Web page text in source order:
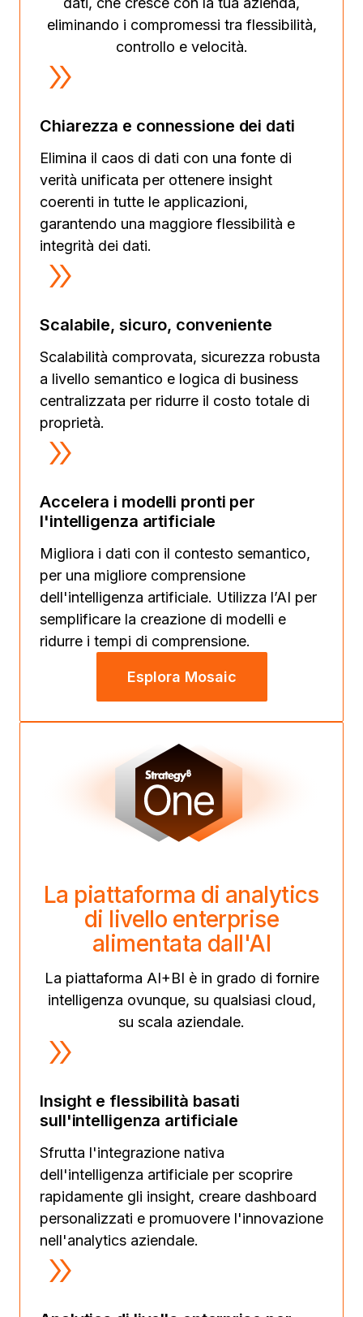
eliminando i compromessi tra flessibilità,
controllo e velocità.
Chiarezza e connessione dei dati
Elimina il caos di dati con una fonte di
verità unificata per ottenere insight
coerenti in tutte le applicazioni,
garantendo una maggiore flessibilità e
integrità dei dati.
Scalabile, sicuro, conveniente
Scalabilità comprovata, sicurezza robusta
a livello semantico e logica di business
centralizzata per ridurre il costo totale di
proprietà.
Accelera i modelli pronti per
l'intelligenza artificiale
Migliora i dati con il contesto semantico,
per una migliore comprensione
dell'intelligenza artificiale. Utilizza l’AI per
semplificare la creazione di modelli e
ridurre i tempi di comprensione.
Esplora Mosaic
La piattaforma di analytics
di livello enterprise
alimentata dall'AI
La piattaforma AI+BI è in grado di fornire
intelligenza ovunque, su qualsiasi cloud,
su scala aziendale.
Insight e flessibilità basati
sull'intelligenza artificiale
Sfrutta l'integrazione nativa
dell'intelligenza artificiale per scoprire
rapidamente gli insight, creare dashboard
personalizzati e promuovere l'innovazione
nell'analytics aziendale.